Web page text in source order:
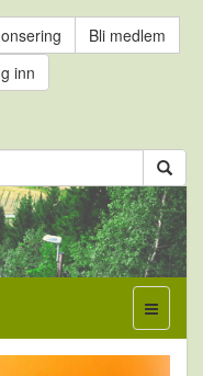
Bli medlem
inn